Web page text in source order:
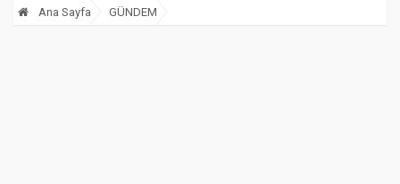
Ana Sayfa GÜNDEM